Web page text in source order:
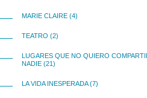
MARIE CLAIRE (4)
TEATRO (2)
LUGARES QUE NO QUIERO
NADIE (21)
LA VIDA INESPERADA(7)